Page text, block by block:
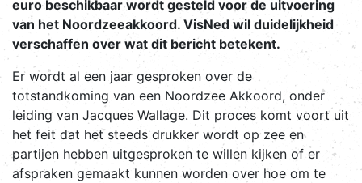
euro beschikbaar wordt gesteld voor de uitvoering
van het Noordzeeakkoord. VisNed wil duidelijkheid
verschaffen over wat dit bericht betekent.
Er wordt al een jaar gesproken over de
totstandkoming van een Noordzee Akkoord, onder
leiding van Jacques Wallage. Dit proces komt voort uit
het feit dat het steeds drukker wordt op zee en
partijen hebben uitgesproken te willen kijken of er
afspraken gemaakt kunnen worden over hoe om te